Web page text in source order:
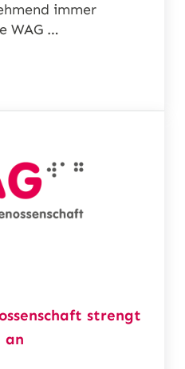
immer
WAG …
bleibt für viele
strengt
an